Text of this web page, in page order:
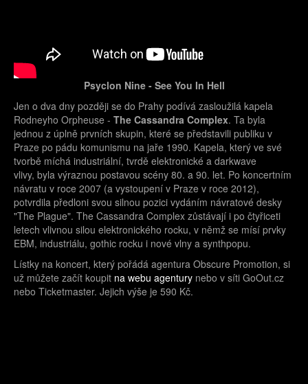
Psyclon Nine - See You In Hell
Jen o dva dny později se do Prahy podívá zasloužilá kapela
Rodneyho Orpheuse - The Cassandra Complex. Ta byla
jednou z úplně prvních skupin, které se představili publiku v
Praze po pádu komunismu na jaře 1990. Kapela, který ve své
tvorbě míchá industriální, tvrdě elektronické a darkwave
vlivy, byla výraznou postavou scény 80. a 90. let. Po koncertním
návratu v roce 2007 (a vystoupení v Praze v roce 2012),
potvrdila předloni svou silnou pozici vydáním návratové desky
"The Plague". The Cassandra Complex zůstávají i po čtyřiceti
letech vlivnou silou elektronického rocku, v němž se mísí prvky
EBM, industriálu, gothic rocku i nové vlny a synthpopu.
Lístky na koncert, který pořádá agentura Obscure Promotion, si
už můžete začít koupit na webu agentury nebo v síti GoOut.cz
nebo Ticketmaster. Jejich výše je 590 Kč.